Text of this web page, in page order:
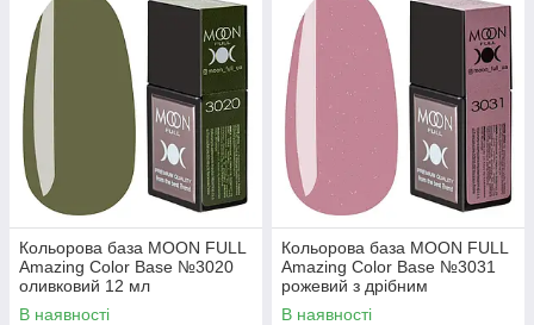
Кольорова база MOON FULL
Amazing Color Base №3020
оливковий 12 мл
В наявності
Кольорова база MOON FULL
Amazing Color Base №3031
рожевий з дрібним
шиммером 12 мл
В наявності